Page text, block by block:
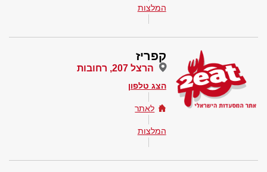
המלצות
קפריז
הרצל 207, רחובות
הצג טלפון
לאתר
המלצות